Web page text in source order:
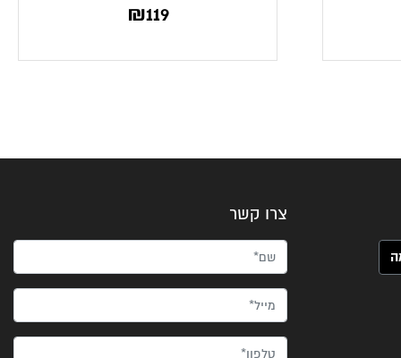
₪119
צרו קשר
שם*
מייל*
טלפון*